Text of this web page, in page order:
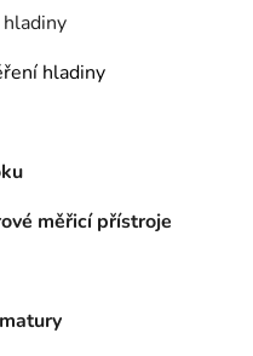
hladiny
měřicí přístroje